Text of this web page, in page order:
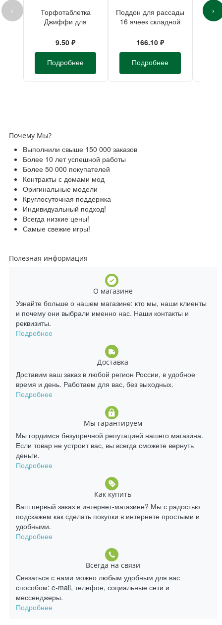
‹
Торфотаблетка
Джиффи для
9.50 ₽
Подробнее
Поддон для рассады
16 ячеек складной
Полипласт
166.10 ₽
Подробнее
›
Почему Мы?
Выполнили свыше 150 000 заказов
Более 10 лет успешной работы
Более 50 000 покупателей
Контракты с домами мод
Оригинальные модели
Круглосуточная поддержка
Индивидуальный подход!
Всегда низкие цены!
Самые свежие игры!
Полезная информация
О магазине
Узнайте больше о нашем магазине: кто мы, наши клиенты
и почему они выбрали именно нас. Наши контакты и
реквизиты.
Подробнее
Доставка
Доставим ваш заказ в любой регион России, в удобное
время и день. Работаем для вас, без выходных.
Подробнее
Мы гарантируем
Мы гордимся безупречной репутацией нашего магазина.
Если товар не устроит вас, вы всегда сможете вернуть
деньги.
Подробнее
Как купить
Ваш первый заказ в интернет-магазине? Мы с радостью
подскажем как сделать покупки в интернете простыми и
удобными.
Подробнее
Всегда на связи
Связаться с нами можно любым удобным для вас
способом: e-mail, телефон, социальные сети и
мессенджеры.
Подробнее